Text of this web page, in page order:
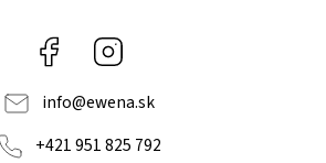
Facebook
info@ewena.sk
+421 951 825 792